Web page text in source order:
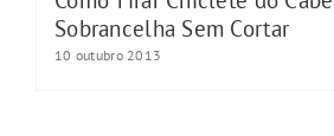
Sobrancelha Sem Cortar
10 outubro 2013